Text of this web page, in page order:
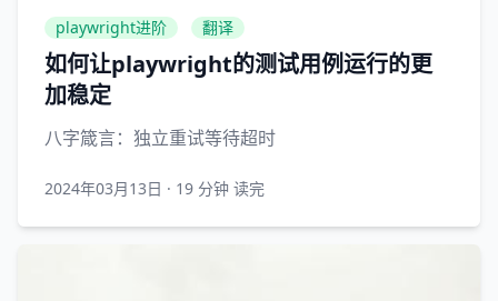
playwright进阶 翻译
如何让playwright的测试用例运行的更
加稳定
八字箴言：独立重试等待超时
2024年03月13日 · 19 分钟 读完